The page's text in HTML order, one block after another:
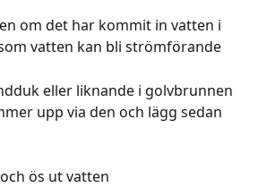
om det har kommit in vatten i
vatten kan bli strömförande
eller liknande i golvbrunnen
upp via den och lägg sedan
ös ut vatten